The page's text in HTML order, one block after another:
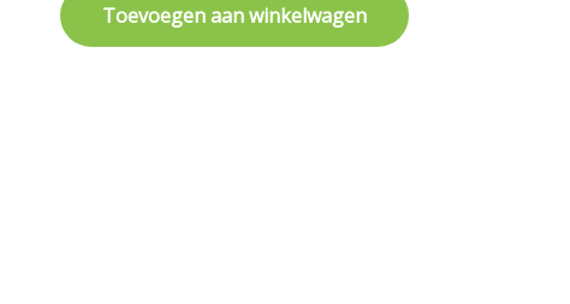
Toevoegen aan winkelwagen